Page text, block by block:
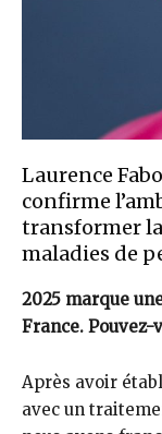
Laurence
confirme
transformer
maladies de
2025 marque
France. Pouvez-
Après avoir
avec un